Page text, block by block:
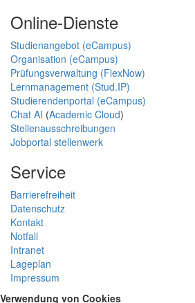
Online-Dienste
Studienangebot (eCampus)
Organisation (eCampus)
Prüfungsverwaltung (FlexNow)
Lernmanagement (Stud.IP)
Studierendenportal (eCampus)
Chat AI (Academic Cloud)
Stellenausschreibungen
Jobportal stellenwerk
Service
Barrierefreiheit
Datenschutz
Kontakt
Notfall
Intranet
Lageplan
Impressum
Verwendung von Cookies